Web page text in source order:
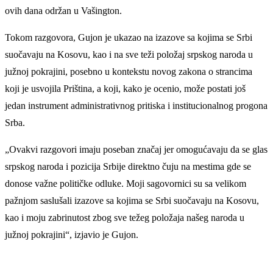
ovih dana održan u Vašington.
Tokom razgovora, Gujon je ukazao na izazove sa kojima se Srbi
suočavaju na Kosovu, kao i na sve teži položaj srpskog naroda u
južnoj pokrajini, posebno u kontekstu novog zakona o strancima
koji je usvojila Priština, a koji, kako je ocenio, može postati još
jedan instrument administrativnog pritiska i institucionalnog progona
Srba.
„Ovakvi razgovori imaju poseban značaj jer omogućavaju da se glas
srpskog naroda i pozicija Srbije direktno čuju na mestima gde se
donose važne političke odluke. Moji sagovornici su sa velikom
pažnjom saslušali izazove sa kojima se Srbi suočavaju na Kosovu,
kao i moju zabrinutost zbog sve težeg položaja našeg naroda u
južnoj pokrajini“, izjavio je Gujon.